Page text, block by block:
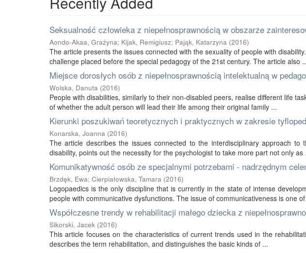
Seksualność człowieka z niepełnosprawnością w obszarze
Aondo-Akaa, Grażyna; Kijak, Remigiusz; Pająk, Katarzyna (2016)
The article presents the issues connected with the sexuality of people with
challenge placed before the special pedagogy of the 21st century. The article also
Miejsce dorosłych osób z niepełnosprawnością intelektualną w
Wolska, Danuta (2016)
People with disabilities, similarly to their non-disabled peers, realise different life
of whether the adult person will lead their life among their original family ...
Kierunki poszukiwań teoretycznych i praktycznych w zakresie
Konarska, Joanna (2016)
The article describes the issues connected to the interdisciplinary approach
disability, points out the necessity for the psychologist to take more part not only as
Komunikatywność osób ze specjalnymi potrzebami - nadrzędnym
Brzdęk, Ewa; Cierpiałowska, Tamara (2016)
Logopaedics is the only discipline that is currently in the state of intense
people with communicative dysfunctions. The issue of communicativeness is one
Współczesne trendy w rehabilitacji małego dziecka z
Sikorski, Jacek (2016)
This article focuses on the characteristics of current trends used in the
describes the term rehabilitation, and distinguishes the basic kinds of ...